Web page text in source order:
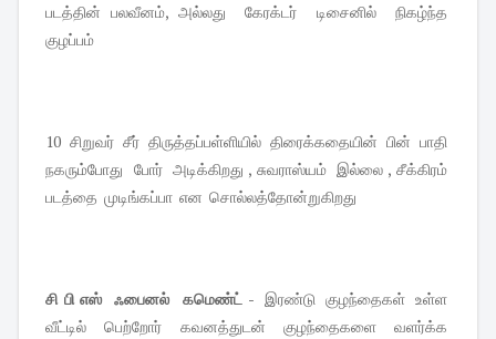
படத்தின் பலவீனம், அல்லது கேரக்டர் டிசைனில் நிகழ்ந்த
குழப்பம்
10 சிறுவர் சீர் திருத்தப்பள்ளியில் திரைக்கதையின் பின் பாதி
நகரும்போது போர் அடிக்கிறது , சுவராஸ்யம் இல்லை , சீக்கிரம்
படத்தை முடிங்கப்பா என சொல்லத்தோன்றுகிறது
சி பி எஸ் ஃபைனல் கமெண்ட் - இரண்டு குழந்தைகள் உள்ள
வீட்டில் பெற்றோர் கவனத்துடன் குழந்தைகளை வளர்க்க